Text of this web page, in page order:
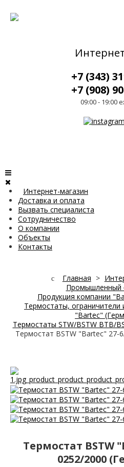
+7 (343)
+7 (908)
09:00 - 19:00
Интернет-магазин
Доставка и оплата
Вызвать специалиста
Сотрудничество
О компании
Объекты
Контакты
Главная >
Промышленный
Продукция компании
Термостаты, ограничители
"Bartec"
Термостаты STW/BSTW BTB/
Термостат BSTW "Bartec" 27-
Термостат BSTW
0252/2000